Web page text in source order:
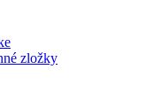
zložky